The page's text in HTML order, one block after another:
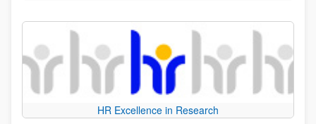
HR Excellence in Research